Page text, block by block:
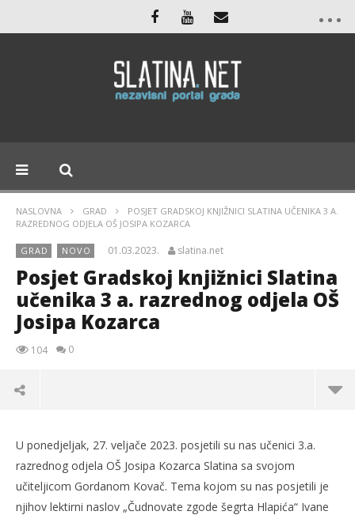
NASLOVNA GRAD
POSJET GRADSKOJ KNJIŽNICI SLATINA UČENIKA 3 A.
RAZREDNOG ODJELA OŠ JOSIPA KOZARCA
GRAD NOVO 01.03.2023. slatina.net
Posjet Gradskoj knjižnici Slatina
učenika 3 a. razrednog odjela OŠ
Josipa Kozarca
104 0
U ponedjeljak, 27. veljače 2023. posjetili su nas učenici 3.a.
razrednog odjela OŠ Josipa Kozarca Slatina sa svojom
učiteljicom Gordanom Kovač. Tema kojom su nas posjetili je
njihov lektirni naslov „Čudnovate zgode šegrta Hlapića“ Ivane